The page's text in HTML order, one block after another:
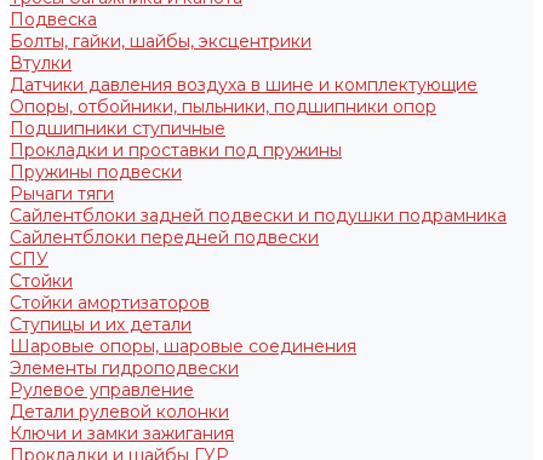
Подвеска
Болты, гайки, шайбы, эксцентрики
Втулки
Датчики давления воздуха в шине и комплектующие
Опоры, отбойники, пыльники, подшипники опор
Подшипники ступичные
Прокладки и проставки под пружины
Пружины подвески
Рычаги тяги
Сайлентблоки задней подвески и подушки подрамника
Сайлентблоки передней подвески
СПУ
Стойки
Стойки амортизаторов
Ступицы и их детали
Шаровые опоры, шаровые соединения
Элементы гидроподвески
Рулевое управление
Детали рулевой колонки
Ключи и замки зажигания
Прокладки и шайбы ГУР